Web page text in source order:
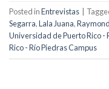
Posted inEntrevistas
Segarra,Lala Juana,
Universidad de Puerto Rico -
Rico - Río Piedras Campus